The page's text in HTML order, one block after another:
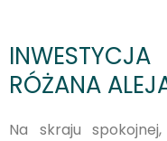
INWESTYCJA
RÓŻANA
Na skraju